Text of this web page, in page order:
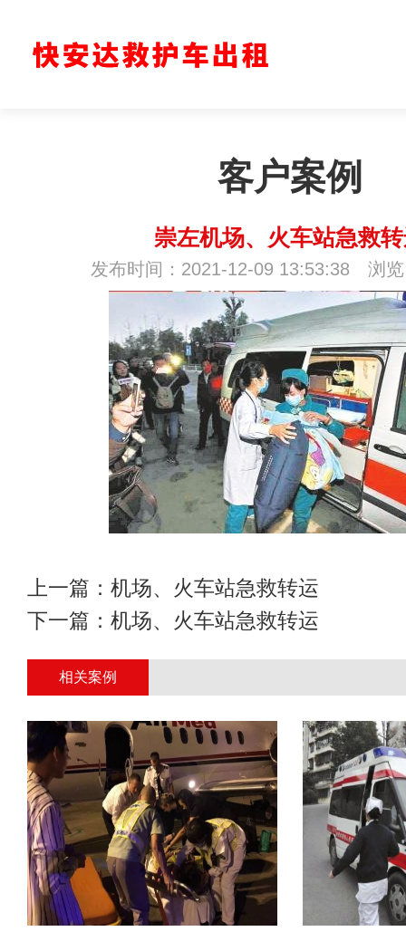
客户案例
崇左机场、火车站急救
发布时间：2021-12-09 13:53:38 浏览
上一篇： 机场、火车站急救转运
下一篇： 机场、火车站急救转运
相关案例